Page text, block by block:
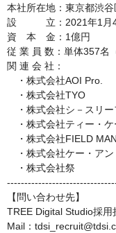
本社所在地：東京都渋
設　　　立：2021年1月
資　本　金：1億円
従 業 員 数：単体357名
関 連 会 社：
・株式会社AOI Pro.
・株式会社TYO
・株式会社シ－スリー
・株式会社ティー・ケ
・株式会社FIELD
・株式会社ケー・アン
・株式会社祭
【問い合わせ先】
TREE Digital Studio採用
Mail：